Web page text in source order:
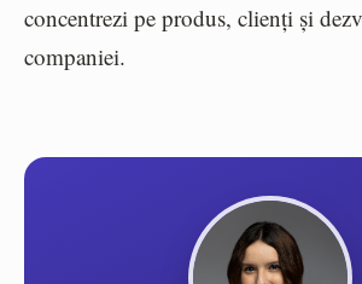
concentrezi pe produs, clienți și
companiei.